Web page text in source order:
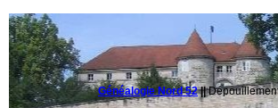
Généalogie Nord 52||